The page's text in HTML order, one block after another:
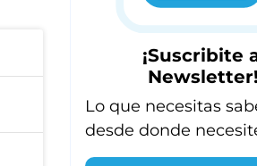
¡Suscribite
Newsletter!
Lo que necesitas
desde donde